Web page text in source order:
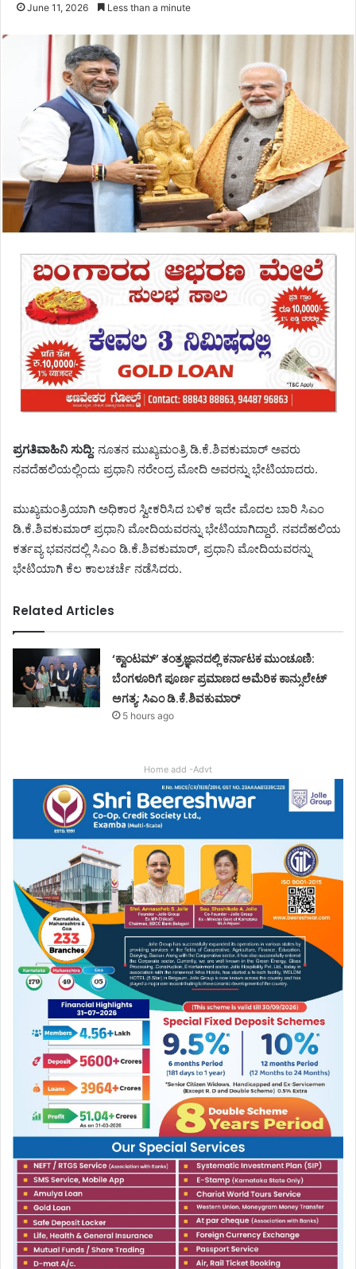
June 11, 2026 Less than a minute
ಪ್ರಗತಿವಾಹಿನಿ ಸುದ್ದಿ: ನೂತನ ಮುಖ್ಯಮಂತ್ರಿ ಡಿ.ಕೆ.ಶಿವಕುಮಾರ್ ಅವರು
ನವದೆಹಲಿಯಲ್ಲಿಂದು ಪ್ರಧಾನಿ ನರೇಂದ್ರ ಮೋದಿ ಅವರನ್ನು ಭೇಟಿಯಾದರು.
ಮುಖ್ಯಮಂತ್ರಿಯಾಗಿ ಅಧಿಕಾರ ಸ್ವೀಕರಿಸಿದ ಬಳಿಕ ಇದೇ ಮೊದಲ ಬಾರಿ ಸಿಎಂ
ಡಿ.ಕೆ.ಶಿವಕುಮಾರ್ ಪ್ರಧಾನಿ ಮೋದಿಯವರನ್ನು ಭೇಟಿಯಾಗಿದ್ದಾರೆ. ನವದೆಹಲಿಯ
ಕರ್ತವ್ಯ ಭವನದಲ್ಲಿ ಸಿಎಂ ಡಿ.ಕೆ.ಶಿವಕುಮಾರ್, ಪ್ರಧಾನಿ ಮೋದಿಯವರನ್ನು
ಭೇಟಿಯಾಗಿ ಕೆಲ ಕಾಲಚರ್ಚೆ ನಡೆಸಿದರು.
Related Articles
‘ಕ್ವಾಂಟಮ್’ ತಂತ್ರಜ್ಞಾನದಲ್ಲಿ ಕರ್ನಾಟಕ ಮುಂಚೂಣಿ:
ಬೆಂಗಳೂರಿಗೆ ಪೂರ್ಣ ಪ್ರಮಾಣದ ಅಮೆರಿಕ ಕಾನ್ಸುಲೇಟ್
ಅಗತ್ಯ: ಸಿಎಂ ಡಿ.ಕೆ.ಶಿವಕುಮಾರ್
5 hours ago
Home add -Advt